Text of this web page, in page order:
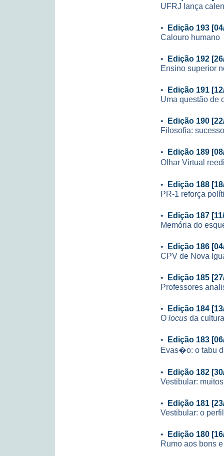
UFRJ lança
• Edição 193
Calouro humano
• Edição 192
Ensino superior
• Edição 191
Uma questão de
• Edição 190
Filosofia:
• Edição 189
Olhar Virtual
• Edição 188
PR-1 reforça
• Edição 187
Memória do
• Edição 186
CPV de Nova
• Edição 185
Professores
• Edição 184
O locus da cultura
• Edição 183
Evas�o: o tabu
• Edição 182
Vestibular:
• Edição 181
Vestibular: o
• Edição 180
Rumo aos bons